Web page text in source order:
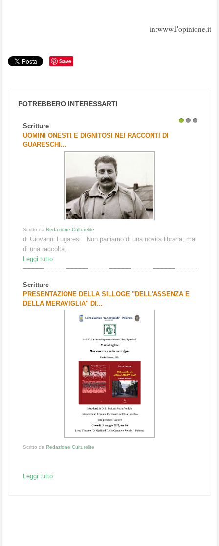
in:www.l'opinione.it
Save
POTREBBERO INTERESSARTI
Scritture
UOMINI ONESTI E DIGNITOSI NEI RACCONTI DI
GUARESCHI...
Scritto da Redazione Culturelite
di Giovanni Lugaresi Non parliamo di una novità libraria, ma
di una raccolta...
Leggi tutto
Scritture
PRESENTAZIONE DELLA SILLOGE "DELL'ASSENZA E
DELLA MERAVIGLIA" DI...
Scritto da Redazione Culturelite
Leggi tutto